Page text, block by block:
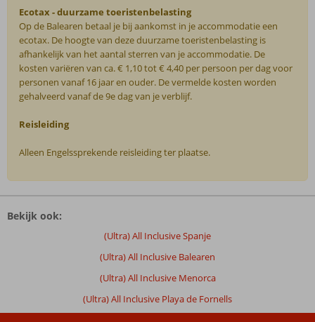
Ecotax - duurzame toeristenbelasting
Op de Balearen betaal je bij aankomst in je accommodatie een
ecotax. De hoogte van deze duurzame toeristenbelasting is
afhankelijk van het aantal sterren van je accommodatie. De
kosten variëren van ca. € 1,10 tot € 4,40 per persoon per dag voor
personen vanaf 16 jaar en ouder. De vermelde kosten worden
gehalveerd vanaf de 9e dag van je verblijf.
Reisleiding
Alleen Engelssprekende reisleiding ter plaatse.
zijn
verblijf
Bekijk ook:
(Ultra) All Inclusive Spanje
(Ultra) All Inclusive Balearen
(Ultra) All Inclusive Menorca
(Ultra) All Inclusive Playa de Fornells